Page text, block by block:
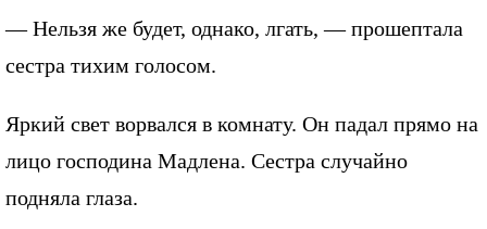
— Нельзя же будет, однако, лгать, — прошептала
сестра тихим голосом.
Яркий свет ворвался в комнату. Он падал прямо на
лицо господина Мадлена. Сестра случайно
подняла глаза.